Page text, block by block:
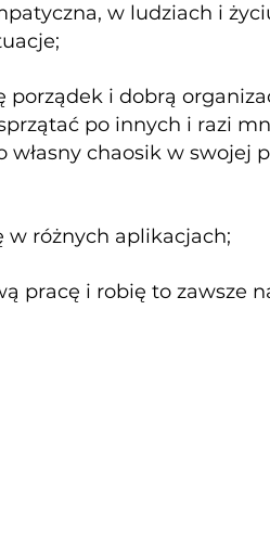
w ludziach i
i dobrą
po innych i razi
chaosik w swojej
w różnych aplikacjach;
pracę i robię to zawsze